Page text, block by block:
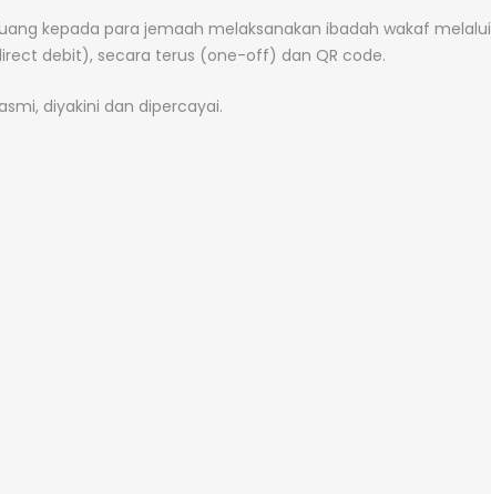
kepada para jemaah melaksanakan ibadah wakaf melalui
debit), secara terus (one-off) dan QR code.
diyakini dan dipercayai.